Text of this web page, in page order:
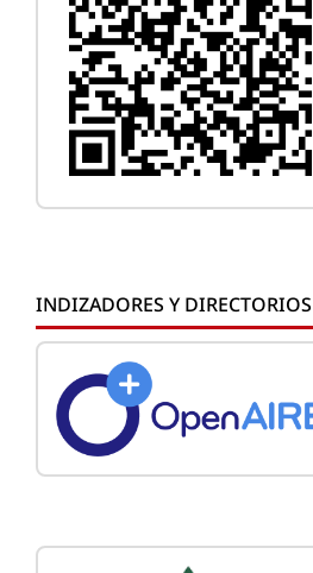
INDIZADORES Y DIRECTORIOS